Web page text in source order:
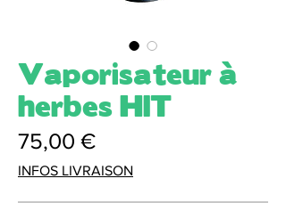
Vaporisateur à
herbes HIT
75,00 €Prix
INFOS LIVRAISON